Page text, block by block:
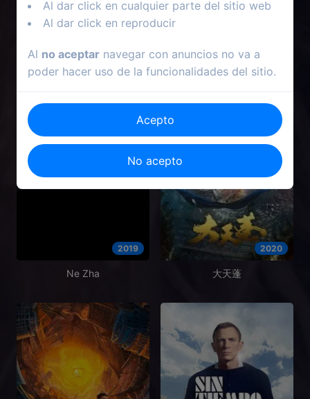
unidos
2019
Ne Zha
2020
大天蓬
Al dar click en cualquier parte del sitio web
Al dar click en reproducir
Al no aceptar navegar con anuncios no va a
poder hacer uso de la funcionalidades del sitio.
Acepto
No acepto